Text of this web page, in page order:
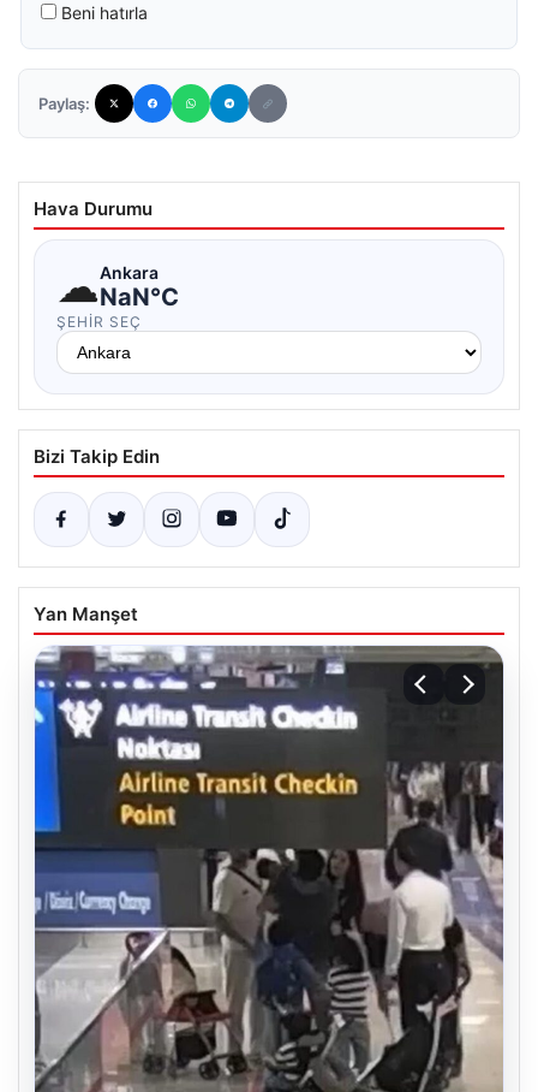
Beni hatırla
Paylaş:
Hava Durumu
☁Ankara
NaN°C
ŞEHIR SEÇ
Bizi Takip Edin
Yan Manşet